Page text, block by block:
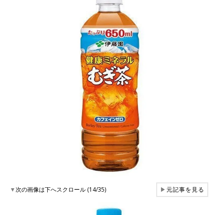
▼次の画像は下へスクロール (14/35) ▶元記事を見る